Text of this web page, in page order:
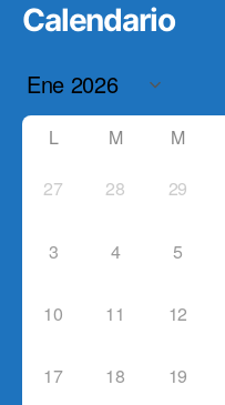
Calendario
L M M
27 28 29
3 4 5
10 11 12
17 18 19